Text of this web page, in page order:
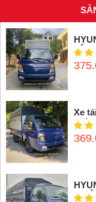
KÍN
Xe